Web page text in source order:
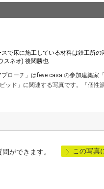
で床に施工している材料は鉄工所
スネオ) 後関勝也
ローチ」はfeve casa の参加建築家
ド」に関連する写真です。「個性
ができます。 この写真